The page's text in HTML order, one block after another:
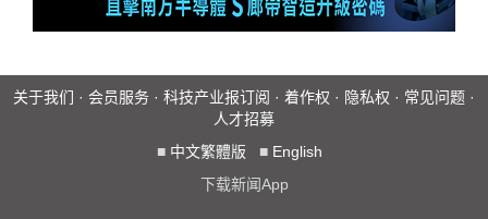
关于我们 · 会员服务 · 科技产业报订阅 · 着作权 · 隐私权 · 常见问题 ·
人才招募
■ 中文繁體版 ■ English
下载新闻App